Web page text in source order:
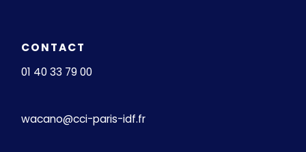
CONTACT
01 40 33 79 00
wacano@cci-paris-idf.fr